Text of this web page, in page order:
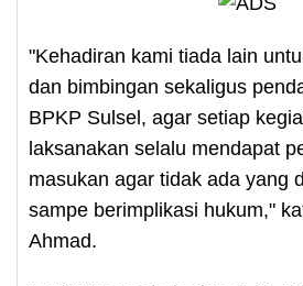
"Kehadiran kami tiada lain
dan bimbingan sekaligus
BPKP Sulsel, agar setiap
laksanakan selalu mendapat
masukan agar tidak ada yang
sampe berimplikasi hukum,"
Ahmad.